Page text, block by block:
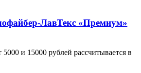
ЛавТекс «Премиум»
и 15000 рублей рассчитывается в